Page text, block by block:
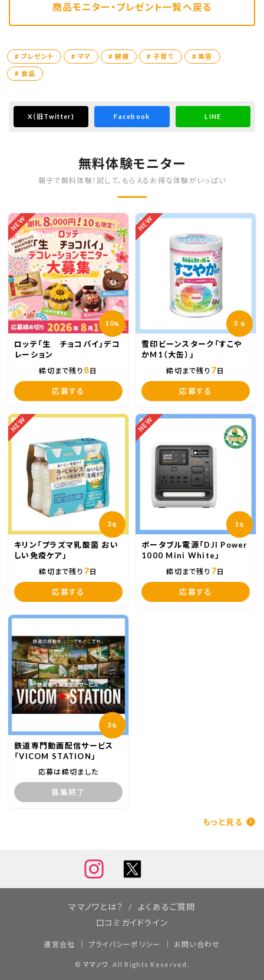
商品モニター・プレゼント一覧へ戻る
# プレゼント # ママ # 健康 # 子育て # 美容
# 食品
X （旧Twitter) Facebook LINE
無料体験モニター
親子で無料体験！試して、もらえるお得な体験がいっぱい
NEW
10名
ロッテ「生 チョコパイ」デコ
レーション
締切まで残り 8日
応募する
NEW
3 名
雪印ビーンスターク「すこや
かM1（大缶）」
締切まで残り 7日
応募する
NEW
3名
キリン「プラズマ乳酸菌 おい
しい免疫ケア」
締切まで残り 7日
応募する
NEW
1 名
ポータブル電源「DJI Power
1000 Mini White」
締切まで残り 7日
応募する
3名
鉄道専門動画配信サービス
「VICOM STATION」
応募は締切ました
募集終了
もっと見る
ママノワとは？
よくあるご質問
口コミガイドライン
運営会社 プライバシーポリシー お問い合わせ
© ママノワ . All Rights Reserved.